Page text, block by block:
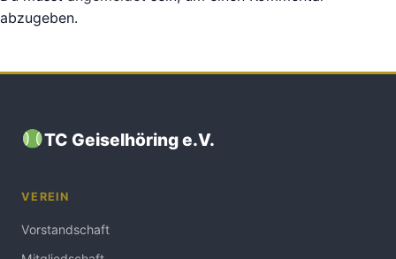
abzugeben.
TC Geiselhöring e.V.
VEREIN
Vorstandschaft